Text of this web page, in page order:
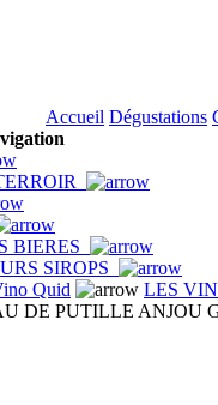
Accueil Dégustations
BIERES
SIROPS
Quid
LES
DE PUTILLE ANJOU